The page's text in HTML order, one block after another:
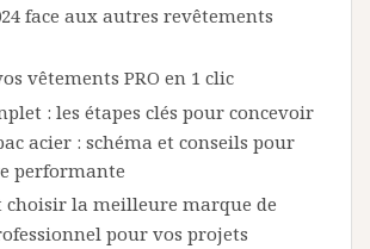
face aux autres revêtements
vêtements PRO en 1 clic
: les étapes clés pour concevoir
acier : schéma et conseils pour
performante
choisir la meilleure marque de
pour vos projets